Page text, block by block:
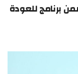
ليبيا ضمن برنامج للعودة